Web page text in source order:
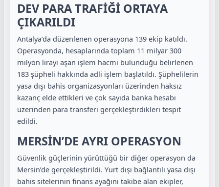
DEV PARA TRAFİĞİ ORTAYA
ÇIKARILDI
Antalya’da düzenlenen operasyona 139 ekip katıldı.
Operasyonda, hesaplarında toplam 11 milyar 300
milyon lirayı aşan işlem hacmi bulunduğu belirlenen
183 şüpheli hakkında adli işlem başlatıldı. Şüphelilerin
yasa dışı bahis organizasyonları üzerinden haksız
kazanç elde ettikleri ve çok sayıda banka hesabı
üzerinden para transferi gerçekleştirdikleri tespit
edildi.
MERSİN’DE AYRI OPERASYON
Güvenlik güçlerinin yürüttüğü bir diğer operasyon da
Mersin’de gerçekleştirildi. Yurt dışı bağlantılı yasa dışı
bahis sitelerinin finans ayağını takibe alan ekipler,